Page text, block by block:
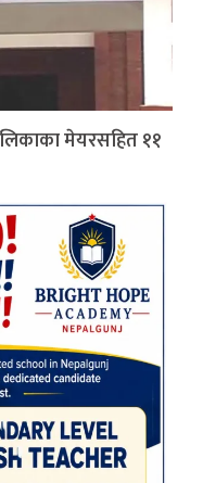
मेयरसहित ११